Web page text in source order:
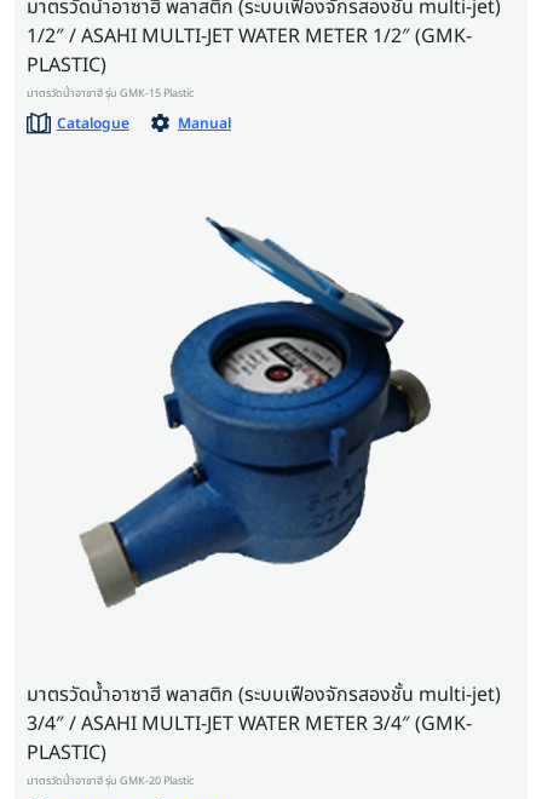
มาตรวัดน้ำอาซาฮี พลาสติก (ระบบเฟืองจักรสองชั้น multi-jet)
1/2″ / ASAHI MULTI-JET WATER METER 1/2″ (GMK-
PLASTIC)
มาตรวัดน้ำอาซาฮี รุ่น GMK-15 Plastic
Catalogue Manual
มาตรวัดน้ำอาซาฮี พลาสติก (ระบบเฟืองจักรสองชั้น multi-jet)
3/4″ / ASAHI MULTI-JET WATER METER 3/4″ (GMK-
PLASTIC)
มาตรวัดน้ำอาซาฮี รุ่น GMK-20 Plastic